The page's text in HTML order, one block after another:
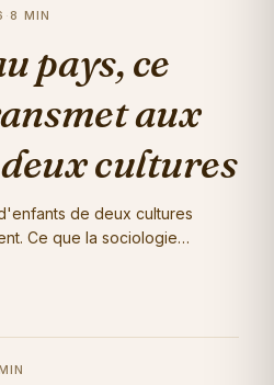
· 8 MIN
pays, ce
aux
cultures
de deux cultures
Ce que la sociologie